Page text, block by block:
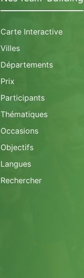
Carte Interactive
Villes
Départements
Prix
Participants
Thématiques
Occasions
Objectifs
Langues
Rechercher